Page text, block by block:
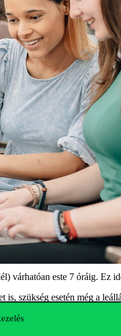
várhatóan este 7 óráig. Ez
is, szükség esetén még a